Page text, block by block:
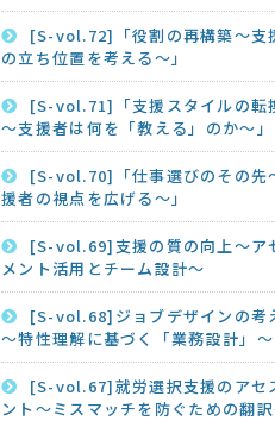
[S-vol.72]「役割の再構築～支
の立ち位置を考える～」
[S-vol.71]「支援スタイルの転
～支援者は何を「教える」のか～」
[S-vol.70]「仕事選びのその先
援者の視点を広げる～」
[S-vol.69]支援の質の向上～ア
メント活用とチーム設計～
[S-vol.68]ジョブデザインの考
～特性理解に基づく「業務設計」～
[S-vol.67]就労選択支援のアセ
ント～ミスマッチを防ぐための翻